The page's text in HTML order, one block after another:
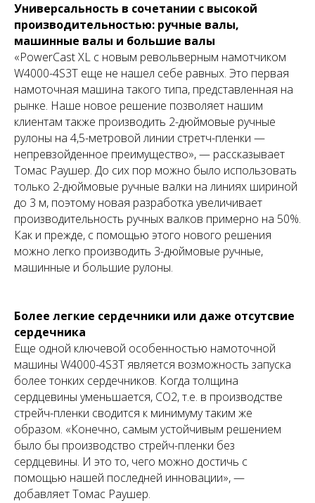
Универсальность в сочетании с высокой
производительностью: ручные валы,
машинные валы и большие валы
«PowerCast XL с новым револьверным намотчиком
W4000-4S3T еще не нашел себе равных. Это первая
намоточная машина такого типа, представленная на
рынке. Наше новое решение позволяет нашим
клиентам также производить 2-дюймовые ручные
рулоны на 4,5-метровой линии стретч-пленки —
непревзойденное преимущество», — рассказывает
Томас Раушер. До сих пор можно было использовать
только 2-дюймовые ручные валки на линиях шириной
до 3 м, поэтому новая разработка увеличивает
производительность ручных валков примерно на 50%.
Как и прежде, с помощью этого нового решения
можно легко производить 3-дюймовые ручные,
машинные и большие рулоны.
Более легкие сердечники или даже отсутсвие
сердечника
Еще одной ключевой особенностью намоточной
машины W4000-4S3T является возможность запуска
более тонких сердечников. Когда толщина
сердцевины уменьшается, CO2, т.е. в производстве
стрейч-пленки сводится к минимуму таким же
образом. «Конечно, самым устойчивым решением
было бы производство стрейч-пленки без
сердцевины. И это то, чего можно достичь с
помощью нашей последней инновации», —
добавляет Томас Раушер.